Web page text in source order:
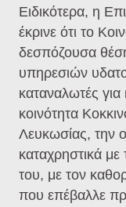
Ειδικότερα, η
έκρινε ότι το
δεσπόζουσα
υπηρεσιών
καταναλωτές
κοινότητα
Λευκωσίας, την
καταχρηστικά με
του, με τον
που επέβαλλε